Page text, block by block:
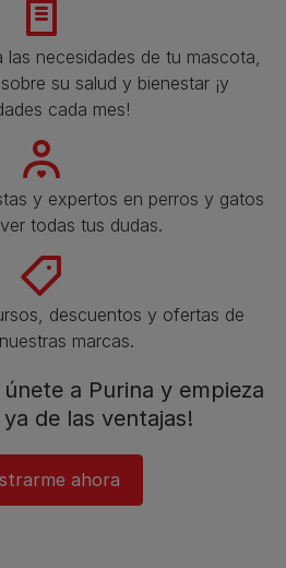
necesidades de tu mascota,
su salud y bienestar ¡y
cada mes!
y expertos en perros y gatos
todas tus dudas.​
descuentos y ofertas de
marcas.​
a Purina y empieza
de las ventajas!​
ahora